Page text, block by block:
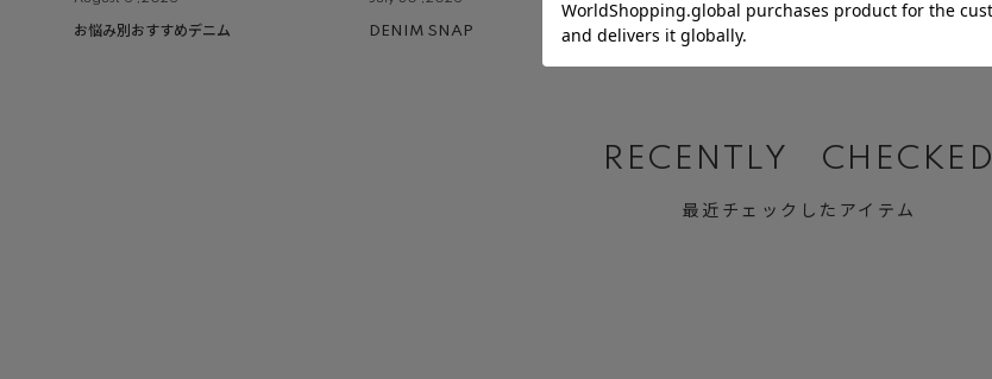
お悩み別おすすめデニム DENIM SNAP BLACK&GRAY DENIM
RECENTLY CHECKED
最近チェックしたアイテム